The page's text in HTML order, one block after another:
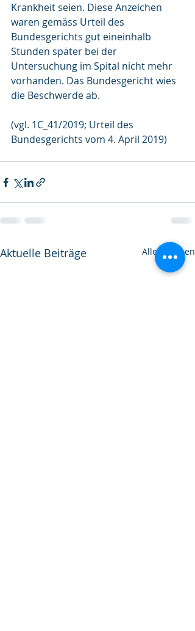
Krankheit seien. Diese Anzeichen
waren gemäss Urteil des
Bundesgerichts gut eineinhalb
Stunden später bei der
Untersuchung im Spital nicht mehr
vorhanden. Das Bundesgericht wies
die Beschwerde ab.
(vgl. 1C_41/2019; Urteil des
Bundesgerichts vom 4. April 2019)
Aktuelle Beiträge Alle ansehen